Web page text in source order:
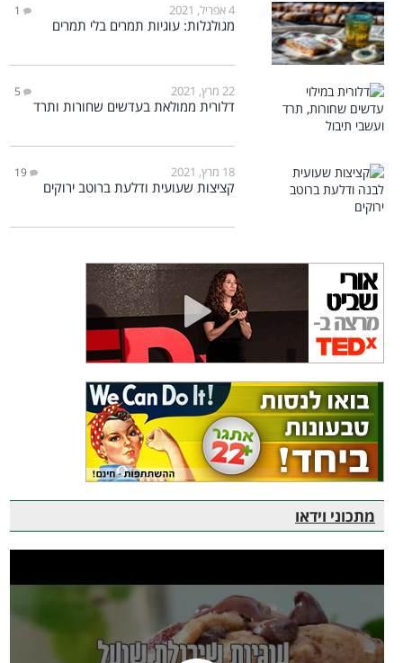
4 אפריל, 2021 1
מגולגלות: עוגיות תמרים בלי תמרים
22 מרץ, 2021 5
דלורית ממולאת בעדשים שחורות ותרד
18 מרץ, 2021 19
קציצות שעועית ודלעת ברוטב ירוקים
מתכוני וידאו